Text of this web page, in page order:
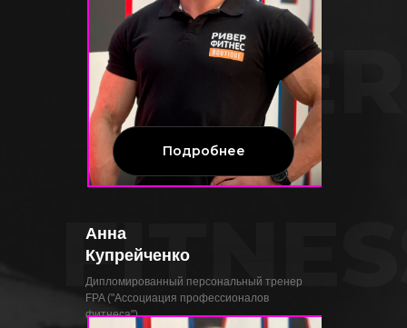
RIVER
Дипломированный персональный тренер
FPA ("Ассоциация профессионалов
фитнеса")
Анна
Купрейченко
Подробнее